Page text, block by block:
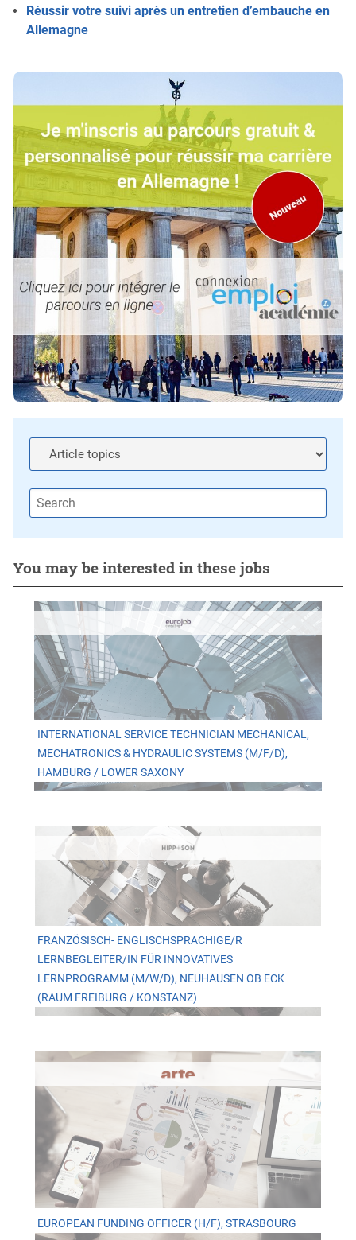
Réussir votre suivi après un entretien d’embauche en
Allemagne
You may be interested in these jobs
INTERNATIONAL SERVICE TECHNICIAN MECHANICAL,
MECHATRONICS & HYDRAULIC SYSTEMS (M/F/D),
HAMBURG / LOWER SAXONY
FRANZÖSISCH- ENGLISCHSPRACHIGE/R
LERNBEGLEITER/IN FÜR INNOVATIVES
LERNPROGRAMM (M/W/D), NEUHAUSEN OB ECK
(RAUM FREIBURG / KONSTANZ)
EUROPEAN FUNDING OFFICER (H/F), STRASBOURG